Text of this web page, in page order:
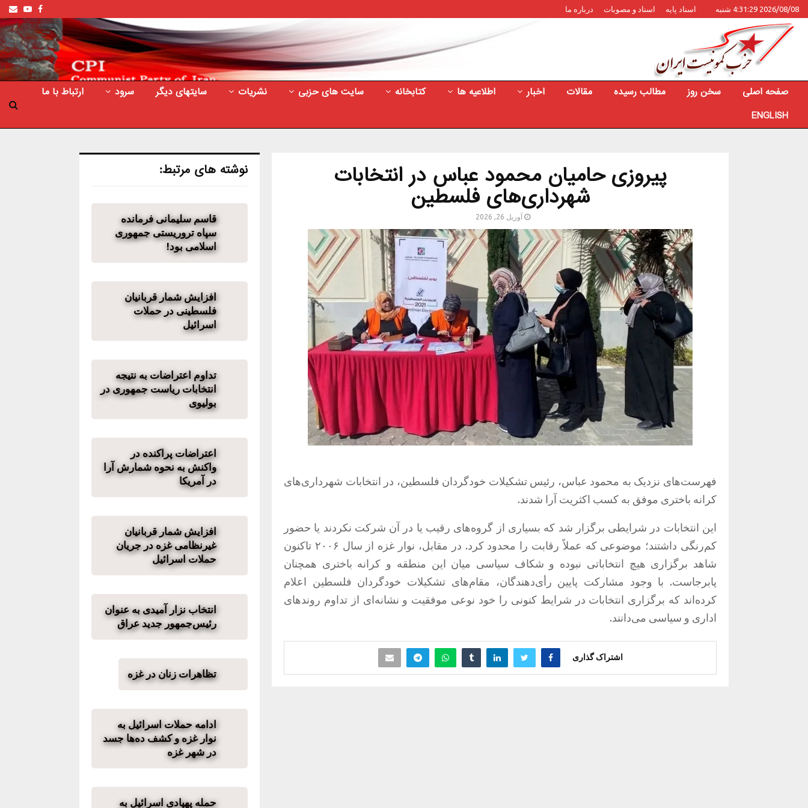
2026/08/08 4:31:29 شنبه اسناد پایه اسناد و مصوبات درباره ما Facebook
صفحه اصلی سخن روز مطالب رسیده مقالات اخبار اطلاعیه ها کتابخانه سایت های حزبی نشریات سایتهای دیگر سرود
ارتباط با ما
ENGLISH
پیروزی حامیان محمود عباس در انتخابات
شهرداری‌های فلسطین
آوریل 26, 2026
فهرست‌های نزدیک به محمود عباس، رئیس تشکیلات خودگردان فلسطین، در انتخابات شهرداری‌های
کرانه باختری موفق به کسب اکثریت آرا شدند.
این انتخابات در شرایطی برگزار شد که بسیاری از گروه‌های رقیب یا در آن شرکت نکردند یا حضور
کم‌رنگی داشتند؛ موضوعی که عملاً رقابت را محدود کرد. در مقابل، نوار غزه از سال ۲۰۰۶ تاکنون
شاهد برگزاری هیچ انتخاباتی نبوده و شکاف سیاسی میان این منطقه و کرانه باختری همچنان
پابرجاست. با وجود مشارکت پایین رأی‌دهندگان، مقام‌های تشکیلات خودگردان فلسطین اعلام
کرده‌اند که برگزاری انتخابات در شرایط کنونی را خود نوعی موفقیت و نشانه‌ای از تداوم روندهای
اداری و سیاسی می‌دانند.
اشتراک گذاری
نوشته های مرتبط:
قاسم سلیمانی فرمانده
سپاه تروریستی جمهوری
اسلامی بود!
افزایش شمار قربانیان
فلسطینی در حملات
اسرائیل
تداوم اعتراضات به نتیجه
انتخابات ریاست جمهوری در
بولیوی
اعتراضات پراکنده در
واکنش به نحوه شمارش آرا
در آمریکا
افزایش شمار قربانیان
غیرنظامی غزه در جریان
حملات اسرائیل
انتخاب نزار آمیدی به عنوان
رئیس‌جمهور جدید عراق
تظاهرات زنان در غزه
ادامه حملات اسرائیل به
نوار غزه و کشف ده‌ها جسد
در شهر غزه
حمله پهپادی اسرائیل به